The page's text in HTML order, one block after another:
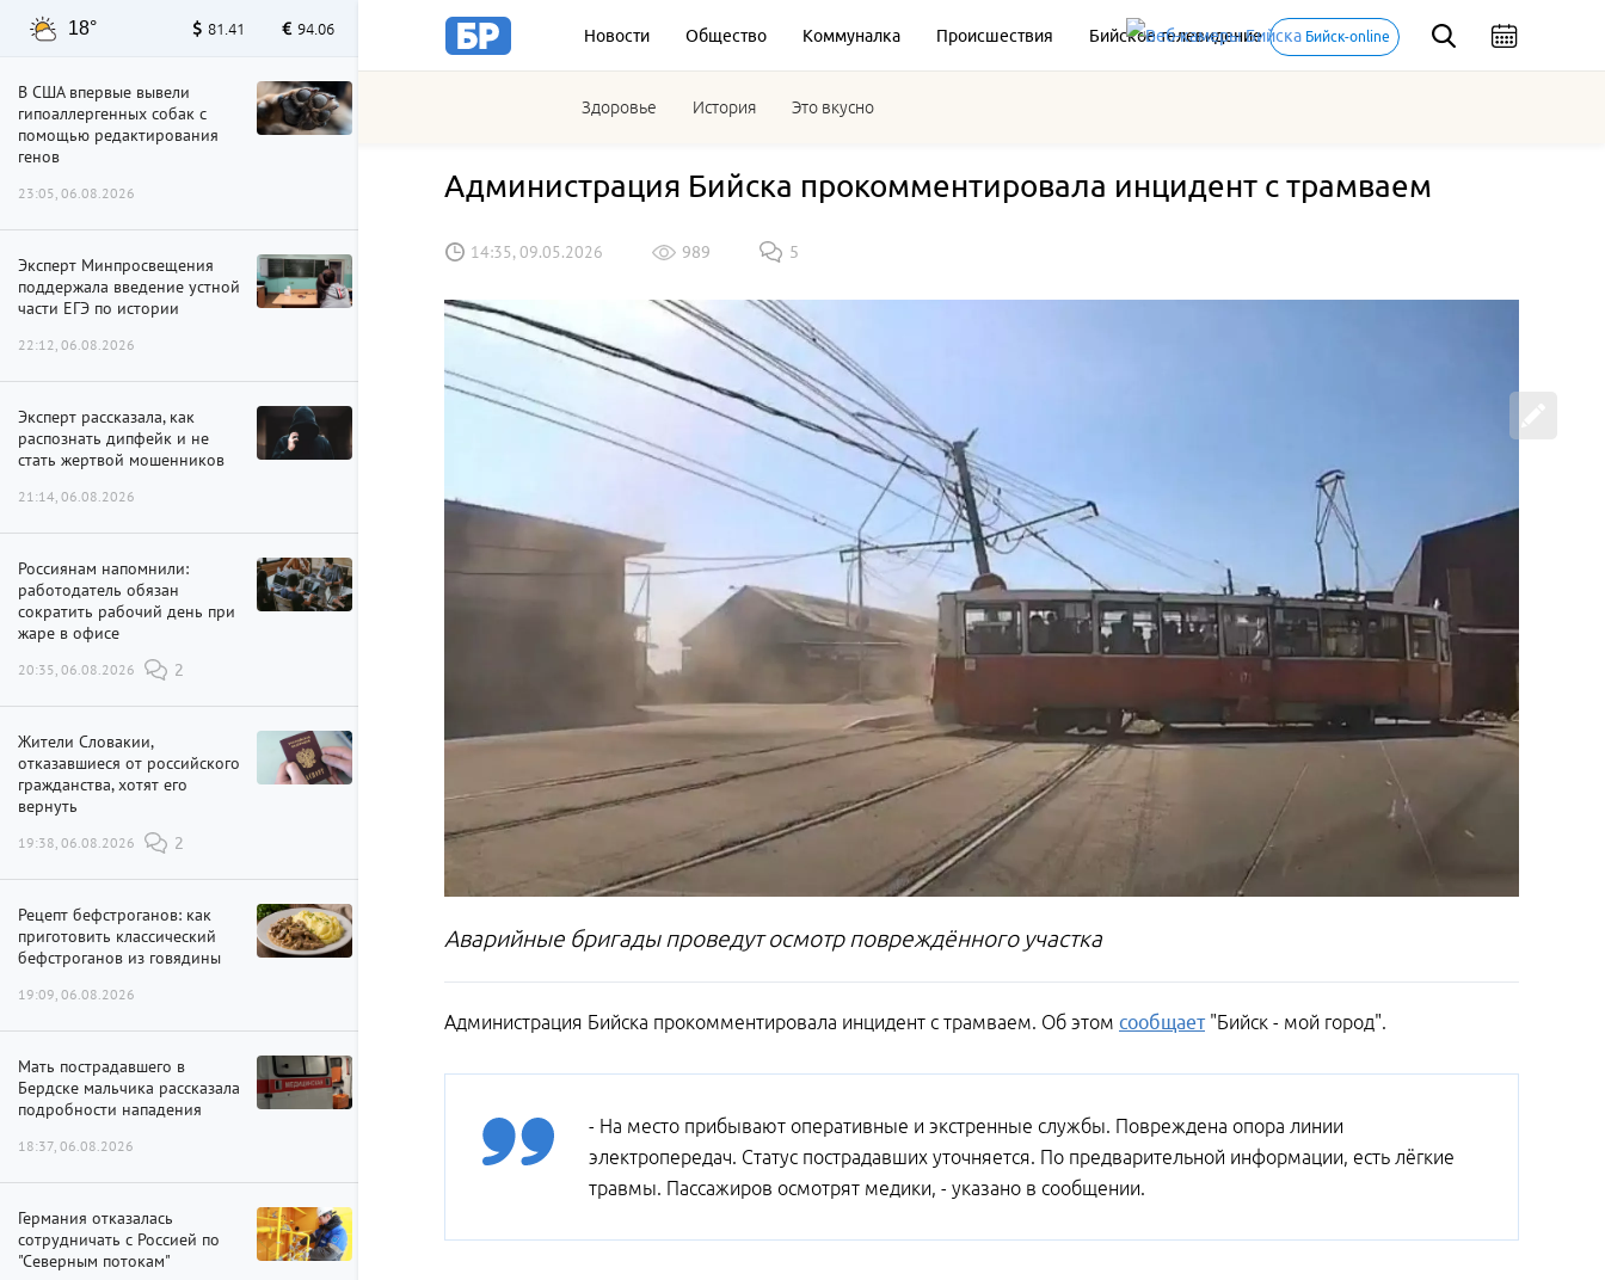
Новости Общество Коммуналка Происшествия Бийское телевидение Бийск-online
Здоровье История Это вкусно
18° 81.41 94.06
В США впервые вывели
гипоаллергенных собак с
помощью редактирования
генов
23:05, 06.08.2026
Эксперт Минпросвещения
поддержала введение устной
части ЕГЭ по истории
22:12, 06.08.2026
Эксперт рассказала, как
распознать дипфейк и не
стать жертвой мошенников
21:14, 06.08.2026
Россиянам напомнили:
работодатель обязан
сократить рабочий день при
жаре в офисе
20:35, 06.08.2026 2
Жители Словакии,
отказавшиеся от российского
гражданства, хотят его
вернуть
19:38, 06.08.2026 2
Рецепт бефстроганов: как
приготовить классический
бефстроганов из говядины
19:09, 06.08.2026
Мать пострадавшего в
Бердске мальчика рассказала
подробности нападения
18:37, 06.08.2026
Германия отказалась
сотрудничать с Россией по
"Северным потокам"
Администрация Бийска прокомментировала инцидент с трамваем
14:35, 09.05.2026 989 5
Аварийные бригады проведут осмотр повреждённого участка
Администрация Бийска прокомментировала инцидент с трамваем. Об этом сообщает"Бийск - мой город".
- На место прибывают оперативные и экстренные службы. Повреждена опора линии
электропередач. Статус пострадавших уточняется. По предварительной информации, есть лёгкие
травмы. Пассажиров осмотрят медики, - указано в сообщении.